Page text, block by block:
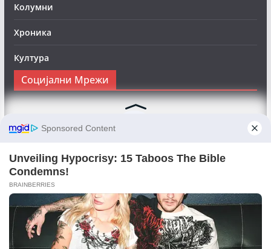
Колумни
Хроника
Култура
Социјални Мрежи
Следете нè на Фејсбук за да сте во тек со најновите